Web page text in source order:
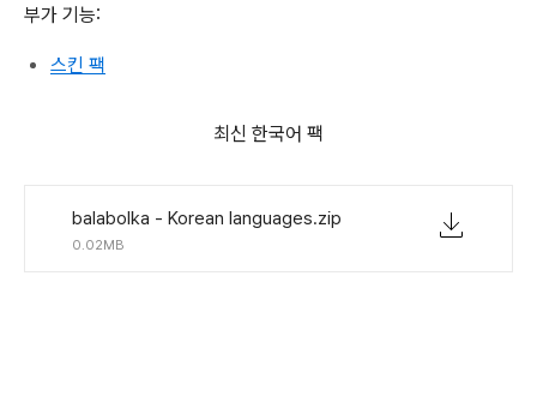
부가 기능:
스킨 팩
최신 한국어 팩
balabolka - Korean languages.zip
0.02MB